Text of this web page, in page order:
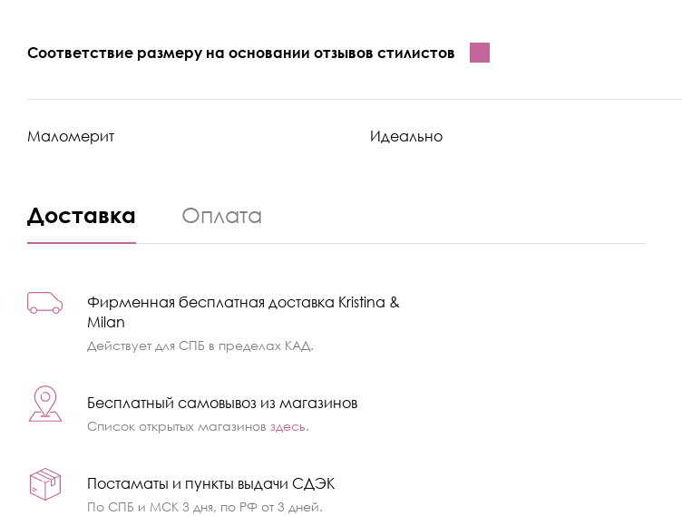
Соответствие размеру на основании отзывов стилистов
Маломерит Идеально
Доставка Оплата
Фирменная бесплатная доставка Kristina &
Milan
Действует для СПБ в пределах КАД.
Бесплатный самовывоз из магазинов
Список открытых магазиновздесь.
Постаматы и пункты выдачи СДЭК
По СПБ и МСК 3 дня, по РФ от 3 дней.